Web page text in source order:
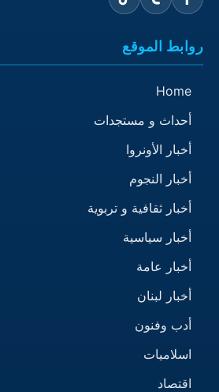
روابط الموقع
Home
أحداث و مستجدات
أخبار الأونروا
أخبار النجوم
أخبار ثقافية و تربوية
أخبار سياسية
أخبار عامة
أخبار لبنان
أدب وفنون
اسلاميات
اقتصاد